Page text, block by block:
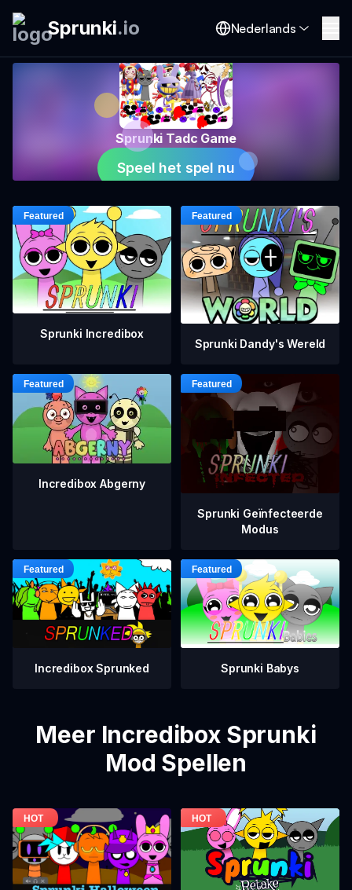
Sprunki.io Nederlands
Sprunki Tadc Game
Speel het spel nu
Sprunki Incredibox
Sprunki Dandy's Wereld
Incredibox Abgerny
Sprunki Geïnfecteerde
Modus
Incredibox Sprunked Sprunki Babys
Meer Incredibox Sprunki
Mod Spellen